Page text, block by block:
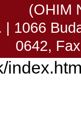
(OHIM
1066
0642,